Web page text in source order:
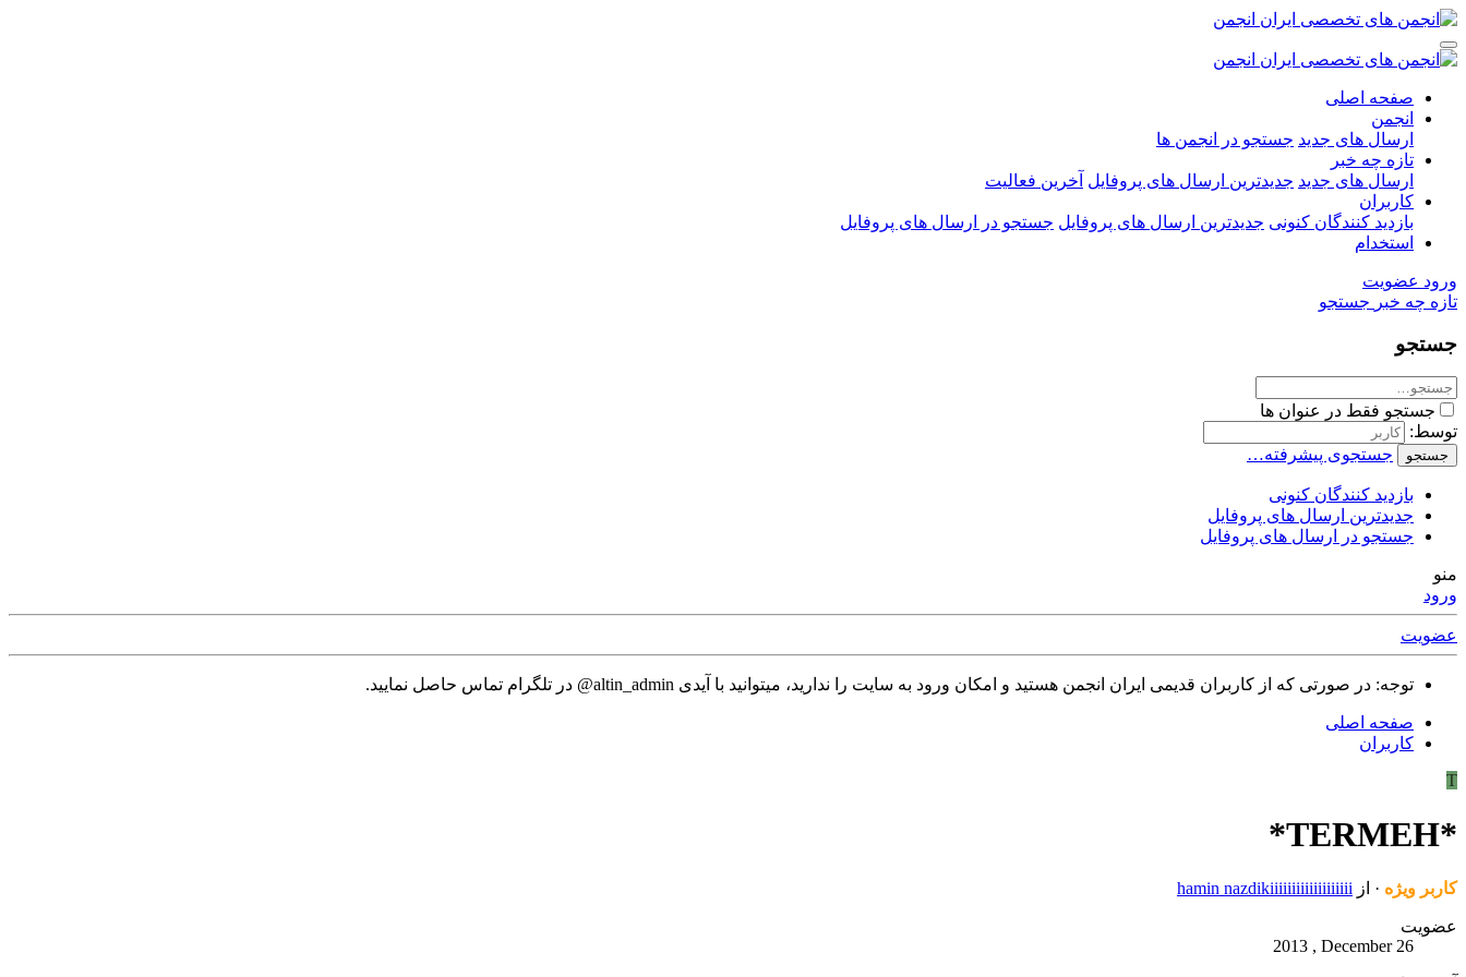
صفحه اصلی
انجمن
ارسال های جدید جستجو در انجمن ها
تازه چه خبر
ارسال های جدید جدیدترین ارسال های پروفایل آخرین فعالیت
کاربران
بازدید کنندگان کنونی جدیدترین ارسال های پروفایل جستجو در ارسال های پروفایل
استخدام
ورود عضویت
تازه چه خبر جستجو
جستجو
جستجو فقط در عنوان ها
توسط:
جستجو جستجوی پیشرفته…
بازدید کنندگان کنونی
جدیدترین ارسال های پروفایل
جستجو در ارسال های پروفایل
منو
ورود
عضویت
توجه: در صورتی که از کاربران قدیمی ایران انجمن هستید و امکان ورود به سایت را ندارید، میتوانید با آیدی altin_admin@ در تلگرام تماس حاصل نمایید.
صفحه اصلی
کاربران
T
*TERMEH*
کاربر ويژه · از hamin nazdikiiiiiiiiiiiiiiiiiii
عضویت
2013 , December 26